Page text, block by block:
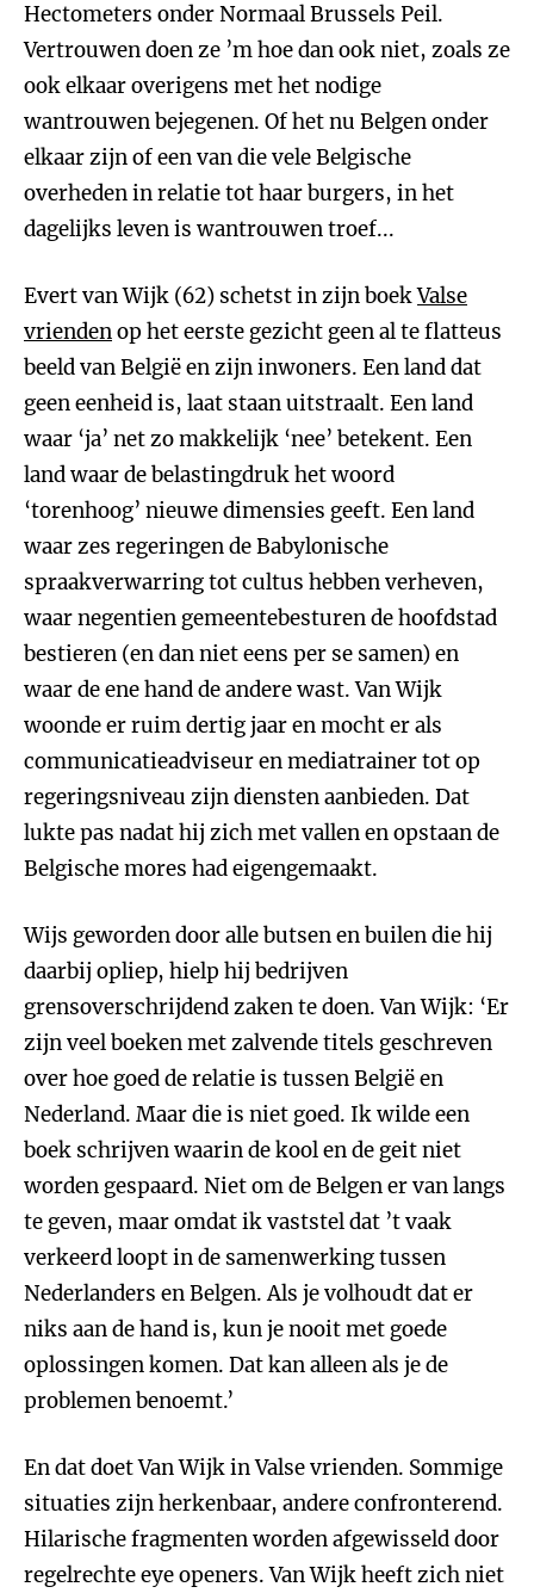
Hectometers onder Normaal Brussels Peil.
Vertrouwen doen ze ’m hoe dan ook niet, zoals ze
ook elkaar overigens met het nodige
wantrouwen bejegenen. Of het nu Belgen onder
elkaar zijn of een van die vele Belgische
overheden in relatie tot haar burgers, in het
dagelijks leven is wantrouwen troef...
Evert van Wijk (62) schetst in zijn boekValse
vriendenop het eerste gezicht geen al te flatteus
beeld van België en zijn inwoners. Een land dat
geen eenheid is, laat staan uitstraalt. Een land
waar ‘ja’ net zo makkelijk ‘nee’ betekent. Een
land waar de belastingdruk het woord
‘torenhoog’ nieuwe dimensies geeft. Een land
waar zes regeringen de Babylonische
spraakverwarring tot cultus hebben verheven,
waar negentien gemeentebesturen de hoofdstad
bestieren (en dan niet eens per se samen) en
waar de ene hand de andere wast. Van Wijk
woonde er ruim dertig jaar en mocht er als
communicatieadviseur en mediatrainer tot op
regeringsniveau zijn diensten aanbieden. Dat
lukte pas nadat hij zich met vallen en opstaan de
Belgische mores had eigengemaakt.
Wijs geworden door alle butsen en builen die hij
daarbij opliep, hielp hij bedrijven
grensoverschrijdend zaken te doen. Van Wijk: ‘Er
zijn veel boeken met zalvende titels geschreven
over hoe goed de relatie is tussen België en
Nederland. Maar die is niet goed. Ik wilde een
boek schrijven waarin de kool en de geit niet
worden gespaard. Niet om de Belgen er van langs
te geven, maar omdat ik vaststel dat ’t vaak
verkeerd loopt in de samenwerking tussen
Nederlanders en Belgen. Als je volhoudt dat er
niks aan de hand is, kun je nooit met goede
oplossingen komen. Dat kan alleen als je de
problemen benoemt.’
En dat doet Van Wijk in Valse vrienden. Sommige
situaties zijn herkenbaar, andere confronterend.
Hilarische fragmenten worden afgewisseld door
regelrechte eye openers. Van Wijk heeft zich niet